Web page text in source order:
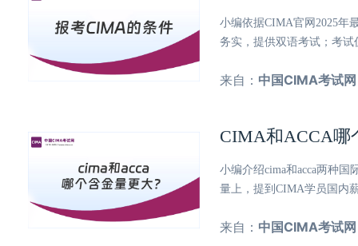
小编依据CIMA官网2025年
务实，提供双语考试；考试
来自： 中国CIMA考试网
CIMA和ACCA哪
小编介绍cima和acca两种
量上，提到CIMA学员国内
来自： 中国CIMA考试网